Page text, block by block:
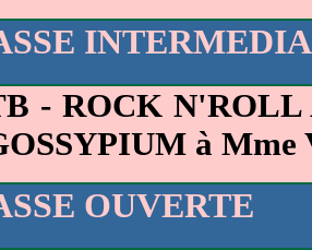
- ROCK N'ROLL
à
OUVERTE